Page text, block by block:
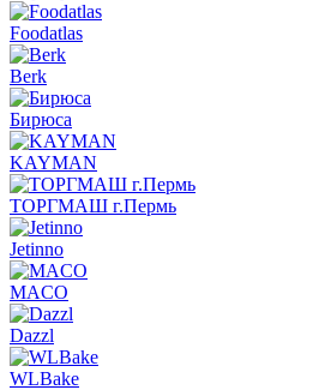
Foodatlas
Berk
Бирюса
KAYMAN
ТОРГМАШ г.Пермь
Jetinno
MACO
Dazzl
WLBake